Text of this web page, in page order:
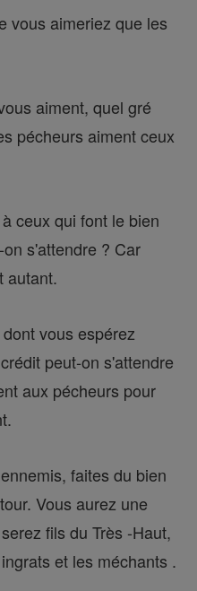
vous aimeriez que les
aiment, quel gré
pécheurs aiment ceux
ceux qui font le bien
s'attendre ? Car
autant.
vous espérez
peut-on s'attendre
aux pécheurs pour
faites du bien
Vous aurez une
fils du Très -Haut,
et les méchants .